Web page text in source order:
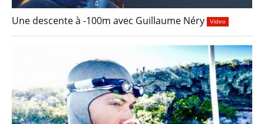
Une descente à -100m avec Guillaume Néry Video